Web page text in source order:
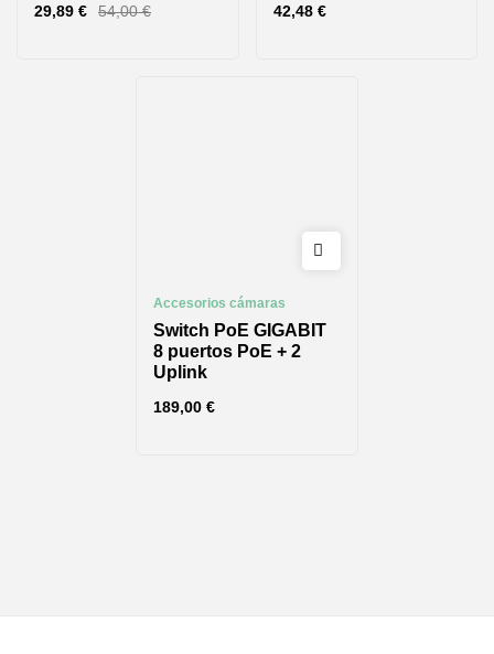
54,00€
29,89 € 42,48 €
Accesorios cámaras
Switch PoE GIGABIT
8 puertos PoE + 2
Uplink
189,00€